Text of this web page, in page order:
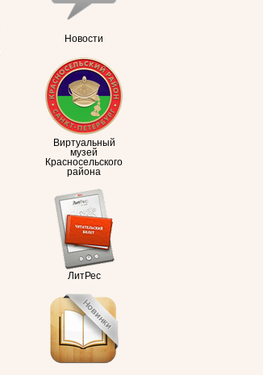
Новости
Виртуальный
музей
Красносельского
района
ЛитРес